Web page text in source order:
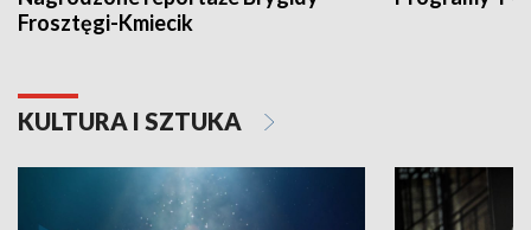
Frosztęgi-Kmiecik
KULTURA I SZTUKA